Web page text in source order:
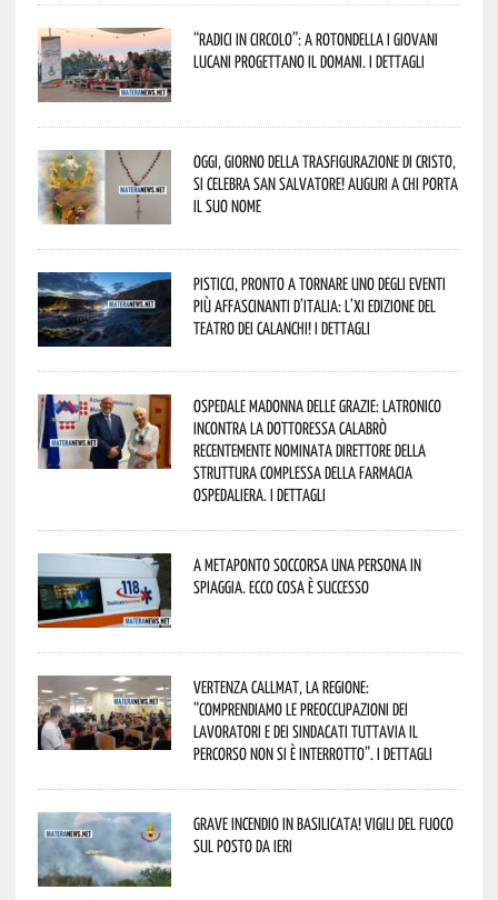
“Radici in Circolo”: a Rotondella i giovani
lucani progettano il domani. I dettagli
Oggi, giorno della Trasfigurazione di Cristo,
si celebra San Salvatore! Auguri a chi porta
il suo nome
Pisticci, pronto a tornare uno degli eventi
più affascinanti d’Italia: l’XI edizione del
Teatro dei Calanchi! I dettagli
Ospedale Madonna delle Grazie: Latronico
incontra la dottoressa Calabrò
recentemente nominata Direttore della
Struttura Complessa della Farmacia
Ospedaliera. I dettagli
A Metaponto soccorsa una persona in
spiaggia. Ecco cosa è successo
Vertenza CallMat, la Regione:
“comprendiamo le preoccupazioni dei
lavoratori e dei sindacati tuttavia il
percorso non si è interrotto”. I dettagli
Grave incendio in Basilicata! Vigili del fuoco
sul posto da ieri